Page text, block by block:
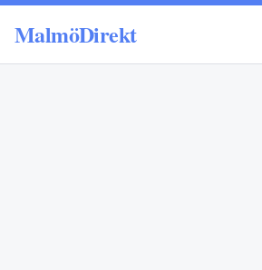
MalmöDirekt